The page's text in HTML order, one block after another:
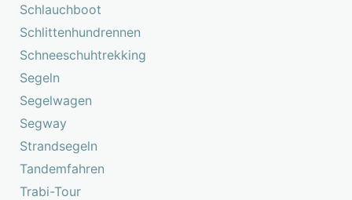
Schlauchboot
Schlittenhundrennen
Schneeschuhtrekking
Segeln
Segelwagen
Segway
Strandsegeln
Tandemfahren
Trabi-Tour